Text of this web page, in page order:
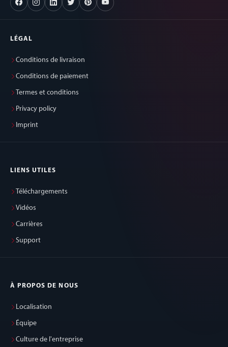
LÉGAL
Conditions de livraison
Conditions de paiement
Termes et conditions
Privacy policy
Imprint
LIENS UTILES
Téléchargements
Vidéos
Carrières
Support
À PROPOS DE NOUS
Localisation
Équipe
Culture de l'entreprise